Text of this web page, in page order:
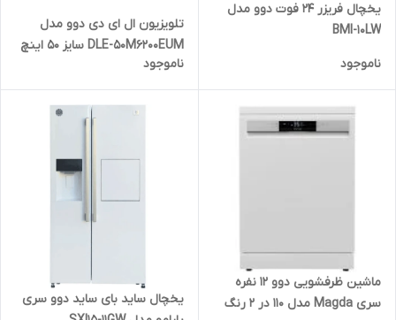
یخچال فریزر ۲۴ فوت دوو مدل
BMI-10LW
ناموجود
تلویزیون ال ای دی دوو مدل
DLE-50M6200EUM سایز 50 اینچ
ناموجود
ماشین ظرفشویی دوو 12 نفره
سری Magda مدل 110 در 2 رنگ
یخچال ساید بای ساید دوو سری